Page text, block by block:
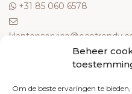
Beheer
Om de beste ervaringen te
‎+31 85 060 6578
Meest gestelde vragen